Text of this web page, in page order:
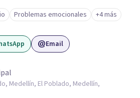
del paciente, centrada en
reales de recuperación de la
afectivo
Problemas emocionales +4 más
Email
Medellín, El Poblado, Medellín,